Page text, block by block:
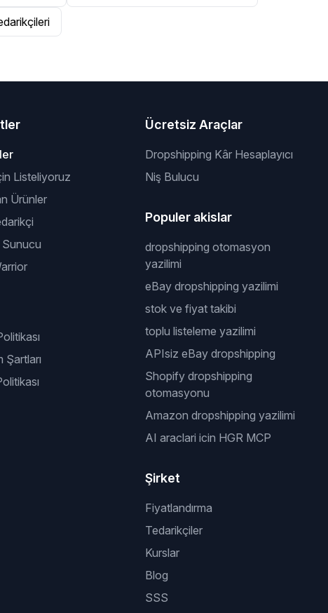
Listeliyoruz
Ürünler
Şartları
Ücretsiz Araçlar
Dropshipping Kâr Hesaplayıcı
Niş Bulucu
Populer akislar
dropshipping otomasyon
yazilimi
eBay dropshipping yazilimi
stok ve fiyat takibi
toplu listeleme yazilimi
APIsiz eBay dropshipping
Shopify dropshipping
otomasyonu
Amazon dropshipping yazilimi
AI araclari icin HGR MCP
Şirket
Fiyatlandırma
Tedarikçiler
Kurslar
Blog
SSS